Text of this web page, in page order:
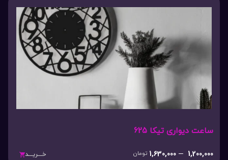
ساعت دیواری تیکا 625
1,200,000
–
1,630,000 تومان خـــریـــد